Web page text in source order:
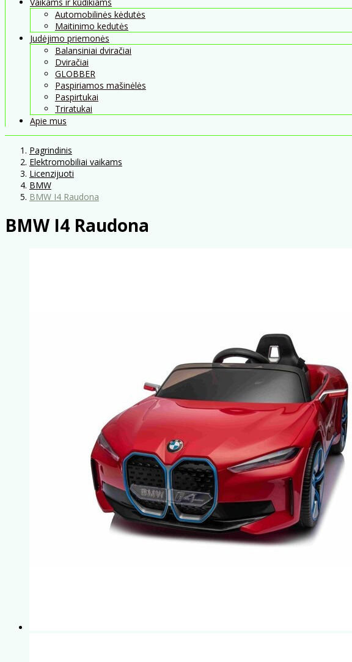
Automobilinės kėdutės
Maitinimo kedutės
Judėjimo priemonės
Balansiniai dviračiai
Dviračiai
GLOBBER
Paspiriamos mašinėlės
Paspirtukai
Triratukai
Apie mus
Pagrindinis
Elektromobiliai vaikams
Licenzijuoti
BMW
BMW I4 Raudona
BMW I4 Raudona